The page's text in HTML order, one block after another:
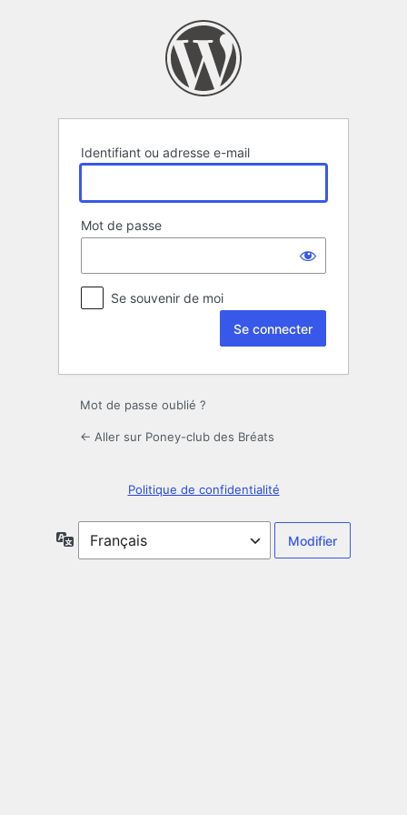
Identifiant ou adresse e-mail
Mot de passe
Se souvenir de moi
Mot de passe oublié ?
← Aller sur Poney-club des Bréats
Politique de confidentialité
Langue